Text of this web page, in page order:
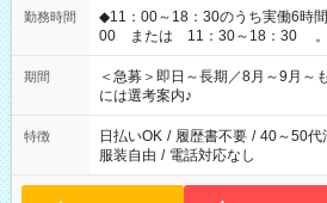
勤務時間
◆11：00～18：30のうち実働6時
00 または 11：30～18：30 。*。ブランクOK！。*。 例え
ば前職が、 在宅/財団法人/事務/コ
スタッフ スイーツ販売/ホテルフ
業界から入社して活躍されています♪
期間
＜急募＞即日～長期／8月～9月～
には選考案内♪
特徴 日払いOK / 履歴書不要 / 40～50代
服装自由 / 電話対応なし